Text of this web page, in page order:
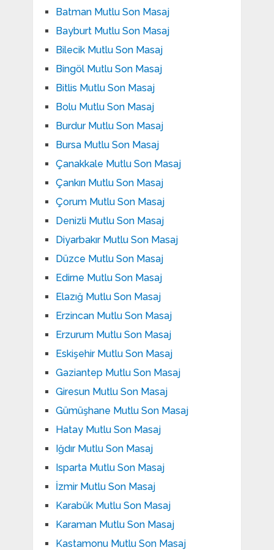
Batman Mutlu Son Masaj
Bayburt Mutlu Son Masaj
Bilecik Mutlu Son Masaj
Bingöl Mutlu Son Masaj
Bitlis Mutlu Son Masaj
Bolu Mutlu Son Masaj
Burdur Mutlu Son Masaj
Bursa Mutlu Son Masaj
Çanakkale Mutlu Son Masaj
Çankırı Mutlu Son Masaj
Çorum Mutlu Son Masaj
Denizli Mutlu Son Masaj
Diyarbakır Mutlu Son Masaj
Düzce Mutlu Son Masaj
Edirne Mutlu Son Masaj
Elazığ Mutlu Son Masaj
Erzincan Mutlu Son Masaj
Erzurum Mutlu Son Masaj
Eskişehir Mutlu Son Masaj
Gaziantep Mutlu Son Masaj
Giresun Mutlu Son Masaj
Gümüşhane Mutlu Son Masaj
Hatay Mutlu Son Masaj
Iğdır Mutlu Son Masaj
Isparta Mutlu Son Masaj
İzmir Mutlu Son Masaj
Karabük Mutlu Son Masaj
Karaman Mutlu Son Masaj
Kastamonu Mutlu Son Masaj